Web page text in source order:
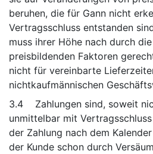
beruhen, die für Gann nicht
Vertragsschluss entstanden
muss ihrer Höhe nach durch
preisbildenden Faktoren
nicht für vereinbarte
nichtkaufmännischen
3.4 Zahlungen sind, soweit
unmittelbar mit
der Zahlung nach dem
der Kunde schon durch